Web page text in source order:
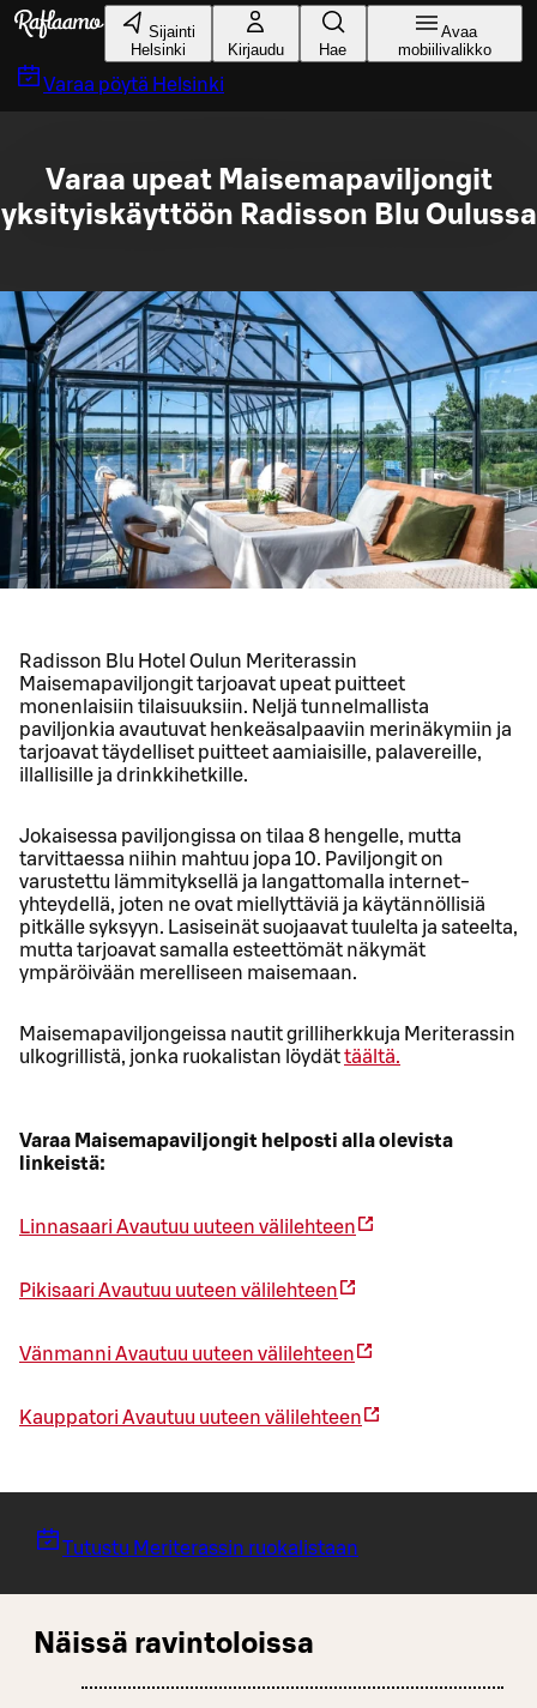
Siirry pääsisältöön
Sijainti
Helsinki
Kirjaudu Hae
Avaa
mobiilivalikko
Varaa pöytä Helsinki
Varaa upeat Maisemapaviljongit
yksityiskäyttöön Radisson Blu Oulussa
Radisson Blu Hotel Oulun Meriterassin
Maisemapaviljongit tarjoavat upeat puitteet
monenlaisiin tilaisuuksiin. Neljä tunnelmallista
paviljonkia avautuvat henkeäsalpaaviin merinäkymiin ja
tarjoavat täydelliset puitteet aamiaisille, palavereille,
illallisille ja drinkkihetkille.
Jokaisessa paviljongissa on tilaa 8 hengelle, mutta
tarvittaessa niihin mahtuu jopa 10. Paviljongit on
varustettu lämmityksellä ja langattomalla internet-
yhteydellä, joten ne ovat miellyttäviä ja käytännöllisiä
pitkälle syksyyn. Lasiseinät suojaavat tuulelta ja sateelta,
mutta tarjoavat samalla esteettömät näkymät
ympäröivään merelliseen maisemaan.
Maisemapaviljongeissa nautit grilliherkkuja Meriterassin
ulkogrillistä, jonka ruokalistan löydättäältä.
Varaa Maisemapaviljongit helposti alla olevista
linkeistä:
Linnasaari Avautuu uuteen välilehteen
Pikisaari Avautuu uuteen välilehteen
Vänmanni Avautuu uuteen välilehteen
Kauppatori Avautuu uuteen välilehteen
Tutustu Meriterassin ruokalistaan
Näissä ravintoloissa